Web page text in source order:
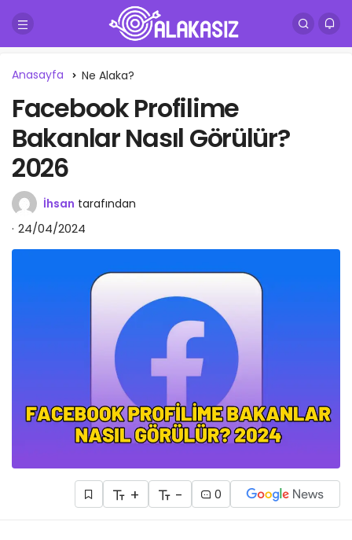
Anasayfa Ne Alaka?
Facebook Profilime
Bakanlar Nasıl Görülür?
2026
İhsan tarafından
24/04/2024
+ - 0